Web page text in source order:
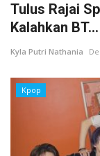
Tulus Rajai
Kalahkan BT...
Kyla Putri Nathania
Kpop